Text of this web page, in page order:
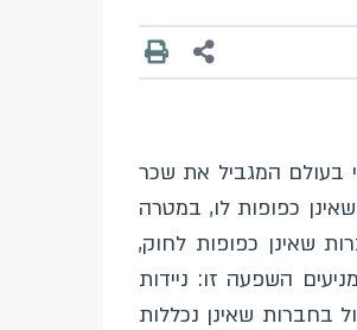
על תגמול מנהלים, תוך שימוש בחוק הישראלי משנת 2016 — חוק ייחודי בעולם המגביל את שכר
כפופות לו, במטרה
שאינן כפופות לחוק,
השפעה זו: ניידות
בחברות שאינן נכללות